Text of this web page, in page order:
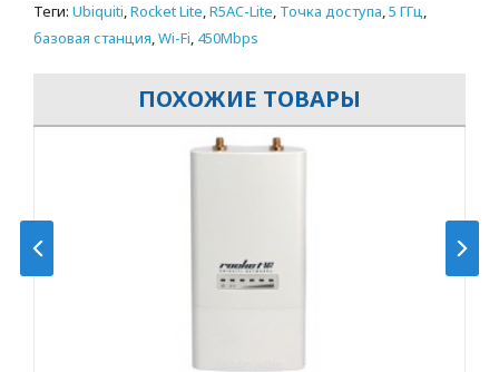
Теги: Ubiquiti,Rocket Lite,R5AC-Lite​, Точка доступа,5 ГГц,
базовая станция,Wi-Fi, 450Mbps
ПОХОЖИЕ ТОВАРЫ